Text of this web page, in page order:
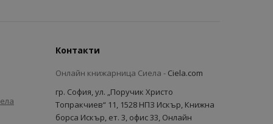
Контакти
Онлайн книжарница Сиела - Ciela.com
гр. София, ул. „Поручик Христо
Топракчиев“ 11, 1528 НПЗ Искър, Книжна
борса Искър, ет. 3, офис 33, Онлайн